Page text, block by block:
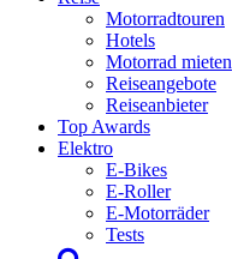
Motorradtouren
Hotels
Motorrad mieten
Reiseangebote
Reiseanbieter
Top Awards
Elektro
E-Bikes
E-Roller
E-Motorräder
Tests